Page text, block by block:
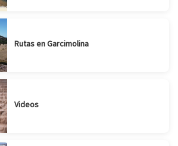
Rutas en Garcimolina
Videos